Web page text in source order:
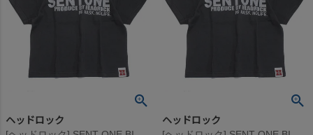
ヘッドロック ヘッドロック